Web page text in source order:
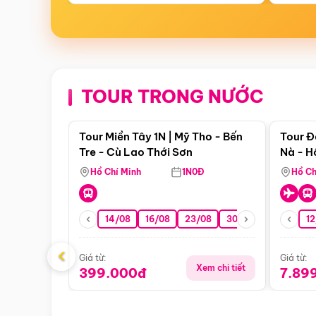
TOUR TRONG NƯỚC
Điểm nổi bật
Tour Miền Tây 1N | Mỹ Tho - Bến
Tre - Cù Lao Thới Sơn
Hồ Chí Minh 1N0Đ
14/08 16/08 23/08 30/08 06/09
Giá từ:
399.000đ Xem chi tiết
Tour
Nà -
Nha
Hồ
Giá từ:
‹